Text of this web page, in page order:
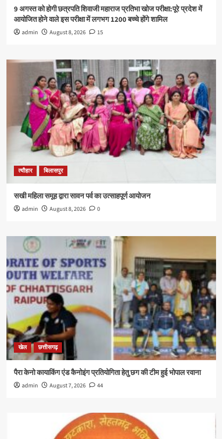
9 अगस्त को होगी छत्रपति शिवाजी महाराज प्रतिभा खोज परीक्षा:पूरे प्रदेश में
आयोजित होने वाले इस परीक्षा में लगभग 1200 बच्चे होंगे शामिल
admin August 8, 2026 15
त्यौहार बिलासपुर
सखी महिला समूह द्वारा सावन पर्व का उत्साहपूर्ण आयोजन
admin August 8, 2026 0
खेल छत्तीसगढ़
पैरा केनो कायाकिंग एंड कैनोइंग प्रतियोगिता हेतु छग की टीम हुई भोपाल रवाना
admin August 7, 2026 44